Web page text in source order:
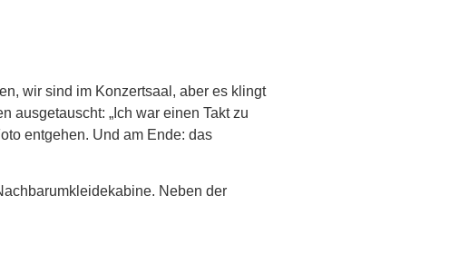
wir sind im Konzertsaal, aber es klingt
ausgetauscht: „Ich war einen Takt zu
entgehen. Und am Ende: das
Neben der